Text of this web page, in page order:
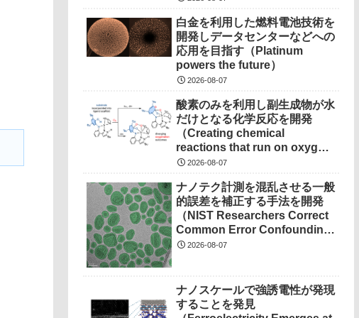
白金を利用した燃料電池技術を
開発しデータセンターなどへの
応用を目指す（Platinum
powers the future）
2026-08-07
酸素のみを利用し副生成物が水
だけとなる化学反応を開発
（Creating chemical
reactions that run on oxygen,
produce only water as
2026-08-07
ナノテク計測を混乱させる一般
的誤差を補正する手法を開発
（NIST Researchers Correct
Common Error Confounding
Nanotech Measurements）
2026-08-07
ナノスケールで強誘電性が発現
することを発見